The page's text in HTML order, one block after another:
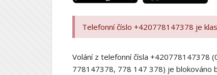
Telefonní číslo +420778147378 je
Volání z telefonní čísla +420778147378
778147378, 778 147 378) je blokováno